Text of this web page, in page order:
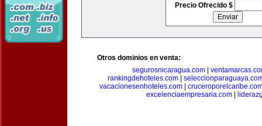
Precio Ofrecido $
Otros dominios en venta:
segurosnicaragua.com
rankingdehoteles.com|
vacacionesenhoteles.com
excelenciaempresaria.com